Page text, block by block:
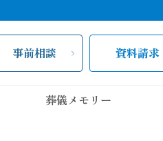
事前相談 資料請求
葬儀メモリー